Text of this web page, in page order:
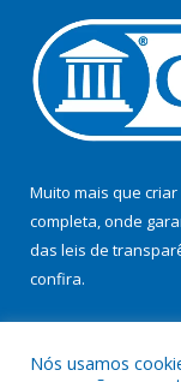
Muito mais que
completa, onde
das leis de
confira.
Nós usamos